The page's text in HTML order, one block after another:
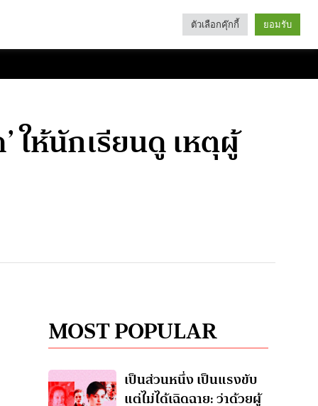
Categories
ให้นักเรียนดู เหตุผู้
MOST POPULAR
เป็นส่วนหนึ่ง เป็นแรงขับ
แต่ไม่ได้เฉิดฉาย: ว่าด้วยผู้
ตัวเลือกคุ๊กกี้ ยอมรับ